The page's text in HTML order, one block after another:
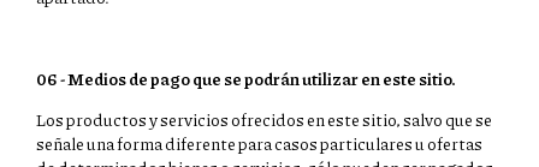
06 - Medios de pago que se podrán utilizar en este sitio.
Los productos y servicios ofrecidos en este sitio, salvo que se
señale una forma diferente para casos particulares u ofertas